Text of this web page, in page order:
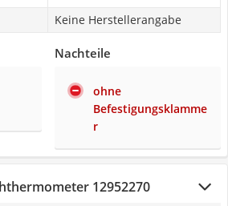
Keine Herstellerangabe
Nachteile
ohne
Befestigungsklamme
r
12952270